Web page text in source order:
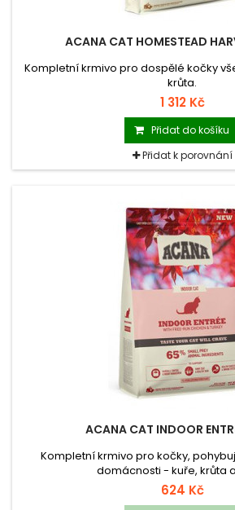
ACANA CAT HOMESTEAD
Kompletní krmivo pro dospělé kočky
krůta.
1 312 Kč
Přidat do košíku
Přidat k porovnání
ACANA CAT INDOOR
Kompletní krmivo pro kočky,
domácnosti - kuře, krůta
624 Kč